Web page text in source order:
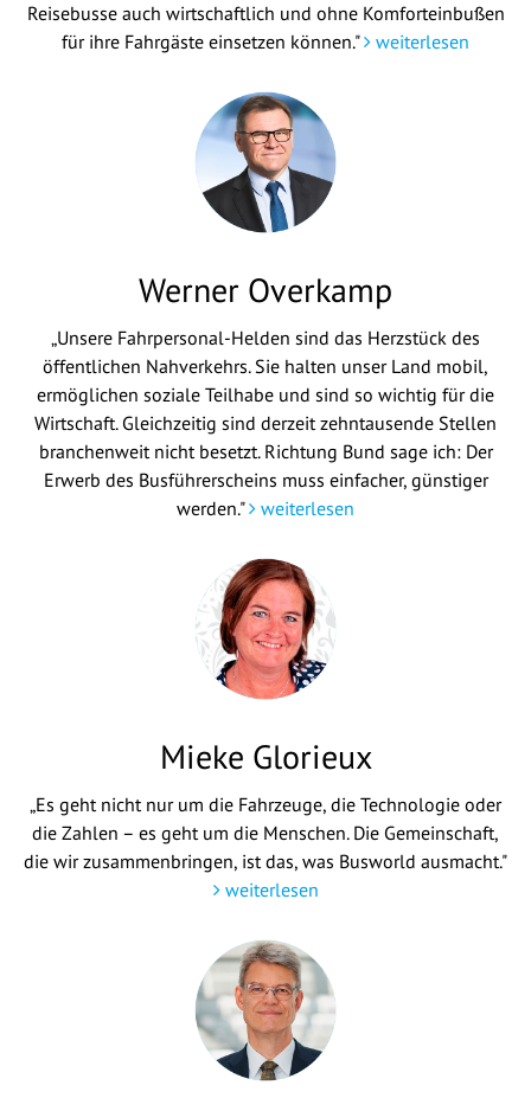
Reisebusse auch wirtschaftlich und ohne Komforteinbußen
für ihre Fahrgäste einsetzen können."
weiterlesen
Werner Overkamp
„Unsere Fahrpersonal-Helden sind das Herzstück des
öffentlichen Nahverkehrs. Sie halten unser Land mobil,
ermöglichen soziale Teilhabe und sind so wichtig für die
Wirtschaft. Gleichzeitig sind derzeit zehntausende Stellen
branchenweit nicht besetzt. Richtung Bund sage ich: Der
Erwerb des Busführerscheins muss einfacher, günstiger
werden."
weiterlesen
Mieke Glorieux
„Es geht nicht nur um die Fahrzeuge, die Technologie oder
die Zahlen – es geht um die Menschen. Die Gemeinschaft,
die wir zusammenbringen, ist das, was Busworld ausmacht."
weiterlesen